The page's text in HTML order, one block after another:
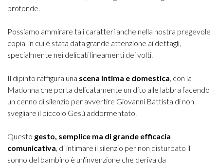
profonde.
Possiamo ammirare tali caratteri anche nella nostra pregevole
copia, in cui è stata data grande attenzione ai dettagli,
specialmente nei delicati lineamenti dei volti.
Il dipinto raffigura una scena intima e domestica, con la
Madonna che porta delicatamente un dito alle labbra facendo
un cenno di silenzio per avvertire Giovanni Battista di non
svegliare il piccolo Gesù addormentato.
Questo gesto, semplice ma di grande efficacia
comunicativa, di intimare il silenzio per non disturbato il
sonno del bambino è un'invenzione che deriva da